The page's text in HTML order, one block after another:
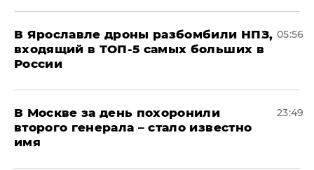
В Ярославле дроны разбомбили НПЗ,
входящий в ТОП-5 самых больших в
России
05:56
В Москве за день похоронили
второго генерала – стало известно
имя
23:49